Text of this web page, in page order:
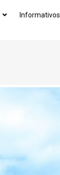
Informativos